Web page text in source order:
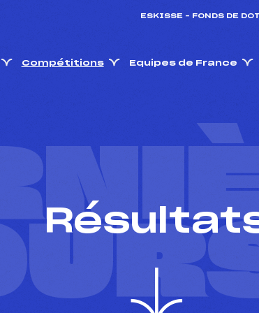
ESKISSE – FONDS DE
Compétitions Equipes de France